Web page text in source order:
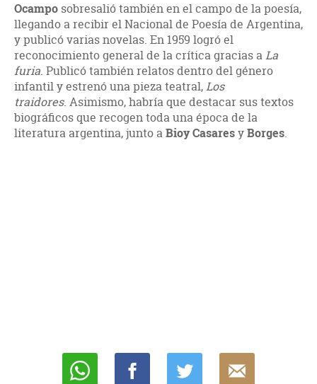
Ocampo sobresalió también en el campo de la poesía,
llegando a recibir el Nacional de Poesía de Argentina,
y publicó varias novelas. En 1959 logró el
reconocimiento general de la crítica gracias aLa
furia. Publicó también relatos dentro del género
infantil y estrenó una pieza teatral,Los
traidores. Asimismo, habría que destacar sus textos
biográficos que recogen toda una época de la
literatura argentina, junto aBioy CasaresyBorges.